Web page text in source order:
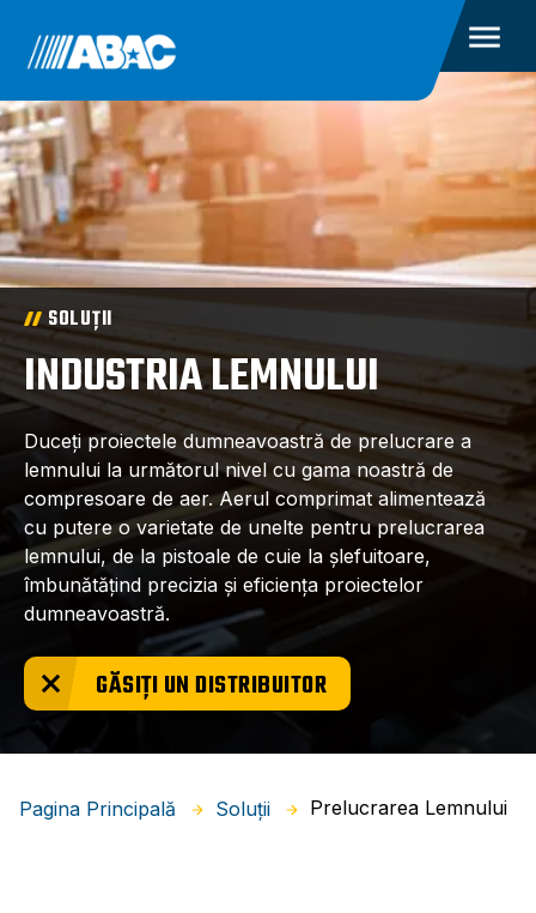
SOLUȚII
INDUSTRIA LEMNULUI
Duceți proiectele dumneavoastră de prelucrare a
lemnului la următorul nivel cu gama noastră de
compresoare de aer. Aerul comprimat alimentează
cu putere o varietate de unelte pentru prelucrarea
lemnului, de la pistoale de cuie la șlefuitoare,
îmbunătățind precizia și eficiența proiectelor
dumneavoastră.
GĂSIȚI UN DISTRIBUITOR
Pagina Principală Soluții Prelucrarea Lemnului